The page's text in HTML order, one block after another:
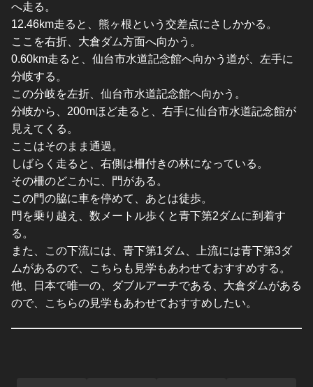
へ走る。
12.46km走ると、熊ヶ根という交差点にさしかかる。
ここを右折、大倉ダム方面へ向かう。
0.60km走ると、仙台市水道記念館へ向かう道が、左手に
分岐する。
この分岐を左折、仙台市水道記念館へ向かう。
分岐から、200mほど走ると、右手に仙台市水道記念館が
見えてくる。
ここはそのまま通過。
しばらく走ると、右側は柵付きの林になっている。
その柵のどこかに、門がある。
この門の脇に車を停めて、あとは徒歩。
門を乗り越え、数メートル歩くと青下第2ダムに到着す
る。
また、この下流には、青下第1ダム、上流には青下第3ダ
ムがあるので、こちらも見学もあわせておすすめする。
他、日本で唯一の、ダブルアーチである、大倉ダムがある
ので、こちらの見学もあわせておすすめしたい。